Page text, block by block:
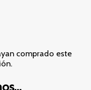
comprado este